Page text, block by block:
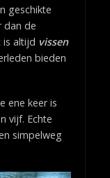
geschikte
dan de
is altijd vissen
bieden
ene keer is
vijf. Echte
simpelweg